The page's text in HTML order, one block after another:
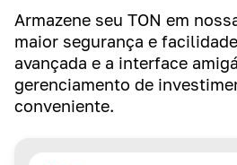
Armazene seu TON em
maior segurança e
avançada e a interface
gerenciamento de
conveniente.